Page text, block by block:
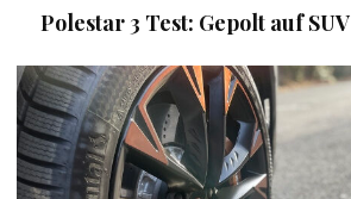
Polestar 3 Test: Gepolt auf SUV